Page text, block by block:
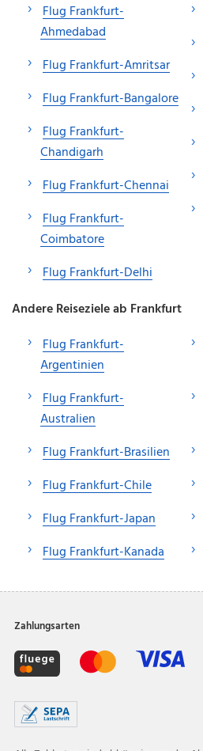
Flug Frankfurt-
Ahmedabad
Flug Frankfurt-Amritsar
Flug Frankfurt-Bangalore
Flug Frankfurt-
Chandigarh
Flug Frankfurt-Chennai
Flug Frankfurt-
Coimbatore
Flug Frankfurt-Delhi
Andere Reiseziele ab Frankfurt
Flug Frankfurt-
Argentinien
Flug Frankfurt-
Australien
Flug Frankfurt-Brasilien
Flug Frankfurt-Chile
Flug Frankfurt-Japan
Flug Frankfurt-Kanada